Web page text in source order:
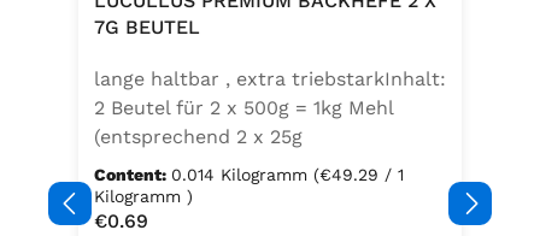
Speisefettsäuren, Folsäure,
Sellerie enthalten.
7G BEUTEL
lange haltbar , extra triebstarkInhalt:
2 Beutel für 2 x 500g = 1kg Mehl
(entsprechend 2 x 25g
Frischhefe)Zutaten: Trockenbackhefe
, Emulgator E491 (Unter
Schutzatmosphäre verpackt)
Content: 0.014 Kilogramm (€49.29 / 1
Kilogramm )
Regular price:
€0.69